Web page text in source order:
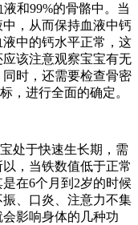
和99%的骨骼中。当
，从而保持血液中钙
中的钙水平正常，这
该注意观察宝宝有无
时，还需要检查骨密
，进行全面的确定。
处于快速生长期，需
，当铁数值低于正常
在6个月到2岁的时候
、口炎、注意力不集
影响身体的几种功